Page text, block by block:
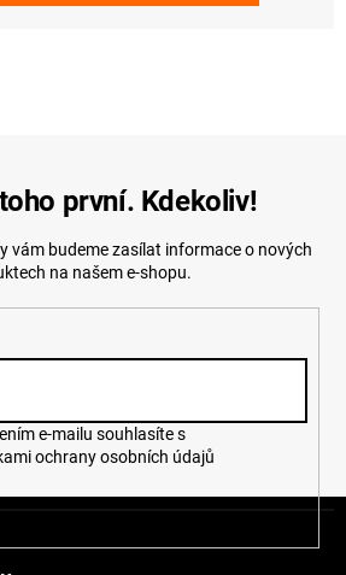
první. Kdekoliv!
vám budeme zasílat informace o nových
na našem e-shopu.
ochrany osobních údajů